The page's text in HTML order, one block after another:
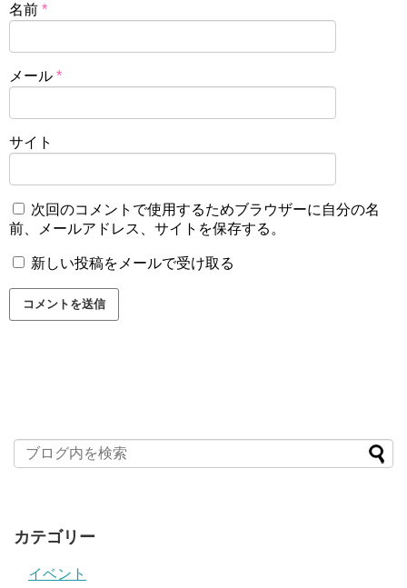
名前 *
メール *
サイト
次回のコメントで使用するためブラウザーに自分の名
前、メールアドレス、サイトを保存する。
新しい投稿をメールで受け取る
カテゴリー
イベント